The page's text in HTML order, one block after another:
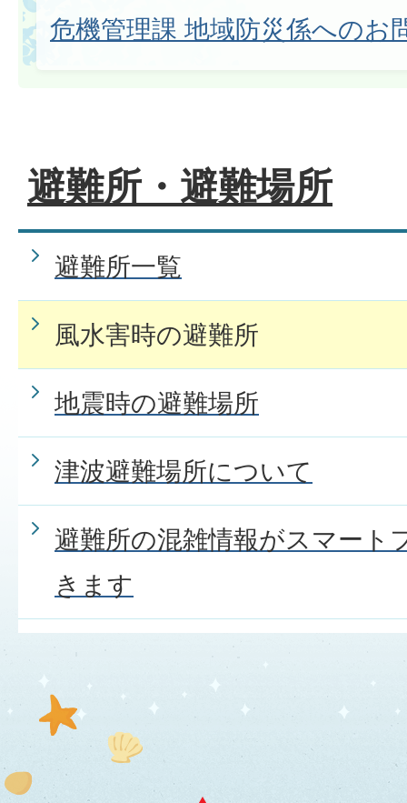
危機管理課 地域防災係へのお
避難所・避難場所
避難所一覧
風水害時の避難所
地震時の避難場所
津波避難場所について
避難所の混雑情報がスマート
きます